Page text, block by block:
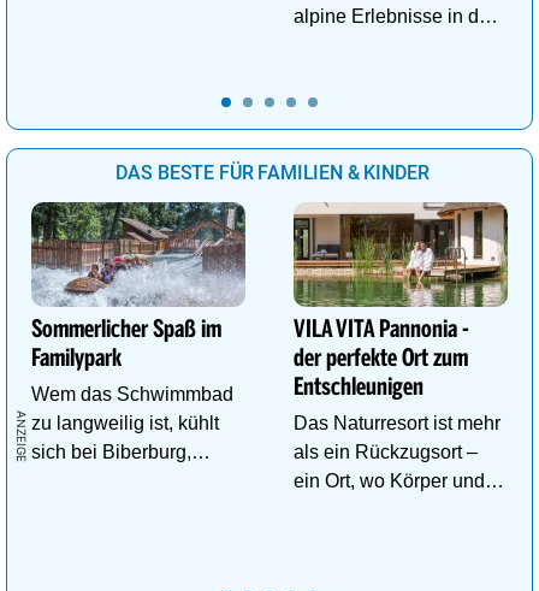
alpine Erlebnisse in den
DAS BESTE FÜR FAMILIEN & KINDER
Sommerlicher Spaß im
Familypark
Wem das Schwimmbad
zu langweilig ist, kühlt
sich bei Biberburg,
VILA VITA Pannonia -
der perfekte Ort zum
Entschleunigen
Das Naturresort ist mehr
als ein Rückzugsort –
ein Ort, wo Körper und